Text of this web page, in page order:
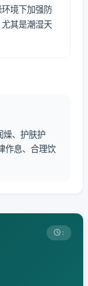
境下加强防
其是潮湿天
、护肤护
作息、合理饮
: